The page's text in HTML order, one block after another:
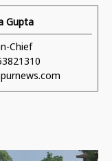
Gupta
Chief